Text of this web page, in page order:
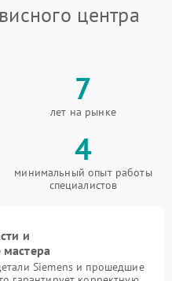
центра
7
лет на рынке
4
минимальный опыт работы
специалистов
и
Siemens и прошедшие